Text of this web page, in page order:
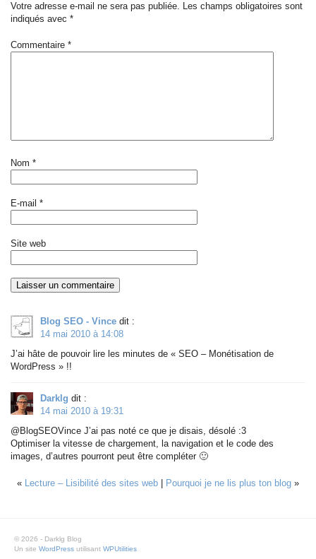
Votre adresse e-mail ne sera pas publiée. Les champs obligatoires sont
indiqués avec *
Commentaire *
Nom *
E-mail *
Site web
Blog SEO - Vince dit :
14 mai 2010 à 14:08
J’ai hâte de pouvoir lire les minutes de « SEO – Monétisation de
WordPress » !!
Darklg dit :
14 mai 2010 à 19:31
@BlogSEOVince J’ai pas noté ce que je disais, désolé :3
Optimiser la vitesse de chargement, la navigation et le code des
images, d’autres pourront peut être compléter 🙂
« Lecture – Lisibilité des sites web | Pourquoi je ne lis plus ton blog »
© 2026 - Darklg Blog
Un site WordPress utilisant WPUtilities